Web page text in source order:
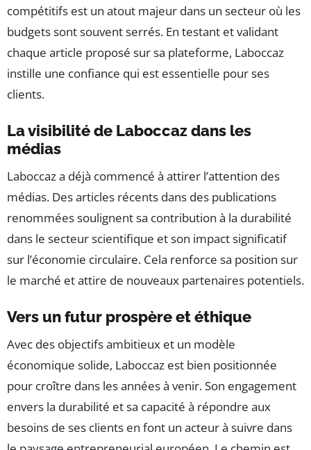
compétitifs est un atout majeur dans un secteur où les
budgets sont souvent serrés. En testant et validant
chaque article proposé sur sa plateforme, Laboccaz
instille une confiance qui est essentielle pour ses
clients.
La visibilité de Laboccaz dans les
médias
Laboccaz a déjà commencé à attirer l’attention des
médias. Des articles récents dans des publications
renommées soulignent sa contribution à la durabilité
dans le secteur scientifique et son impact significatif
sur l’économie circulaire. Cela renforce sa position sur
le marché et attire de nouveaux partenaires potentiels.
Vers un futur prospère et éthique
Avec des objectifs ambitieux et un modèle
économique solide, Laboccaz est bien positionnée
pour croître dans les années à venir. Son engagement
envers la durabilité et sa capacité à répondre aux
besoins de ses clients en font un acteur à suivre dans